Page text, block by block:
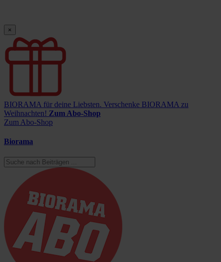
×
BIORAMA für deine Liebsten. Verschenke BIORAMA zu
Weihnachten! Zum Abo-Shop
Zum Abo-Shop
Biorama